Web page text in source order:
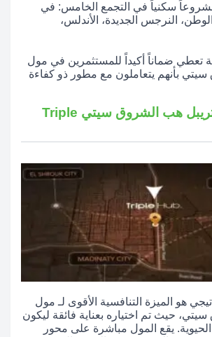
من 50 مشروعاً سكنياً في التجمع الخامس: في
النرجس الجديدة، الأندلس،
تعطي ضماناً أكيداً للمستثمرين في مول
بأنهم يتعاملون مع مطور ذو كفاءة
موقع مول تريبل هب الشروق سيتي Triple
هو الميزة التنافسية الأقوى لـ مول
حيث تم اختياره بعناية فائقة ليكون
يقع المول مباشرة على محور